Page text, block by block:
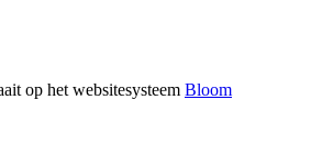
op het websitesysteem Bloom